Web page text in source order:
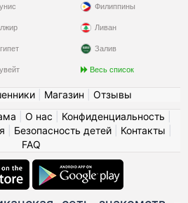
Филиппины
Ливан
Залив
Весь список
| Магазин
Отзывы
О нас Конфиденциальность
Безопасность детей| Контакты
FAQ